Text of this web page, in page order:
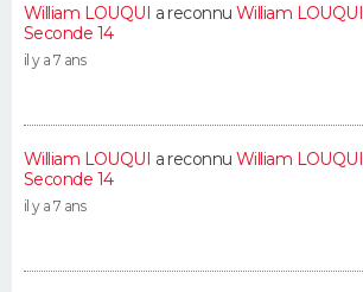
William LOUQUI a reconnuWilliam LOUQUI
Seconde 14
il y a 7 ans
William LOUQUI a reconnuWilliam LOUQUI
Seconde 14
il y a 7 ans